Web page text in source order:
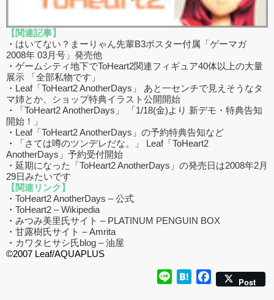
【関連記事】
・ はいてない？まーりゃん先輩B3ポスター付属「ゲーマガ
2008年 03月号」発売他
・ ゲームシティ地下でToHeart2関連フィギュア40体以上の大量
展示 「全部私物です」
・ Leaf「ToHeart2 AnotherDays」 あと一センチで見えそうなタ
マ姉とか、ショップ特典イラスト公開開始
・
「ToHeart2 AnotherDays」 「1/18(金)より 新デモ・特典告知
開始！」
・ Leaf「ToHeart2 AnotherDays」の予約特典告知など
・
「さては噂のツンデレだな。」 Leaf「ToHeart2
AnotherDays」予約受付開始
・ 延期になった「ToHeart2 AnotherDays」の発売日は2008年2月
29日みたいです
【関連リンク】
・ ToHeart2 AnotherDays – 公式
・ ToHeart2 – Wikipedia
・ みつみ美里氏サイト – PLATINUM PENGUIN BOX
・ 甘露樹氏サイト – Amrita
・ カワタヒサシ氏blog – 油屋
©2007 Leaf/AQUAPLUS
Line HatenaFacebook
Post